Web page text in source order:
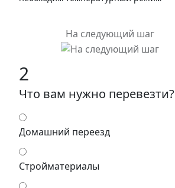
На следующий шаг
2
Что вам нужно перевезти?
Домашний переезд
Стройматериалы